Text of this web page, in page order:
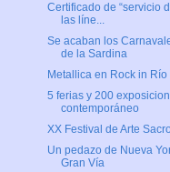
Certificado de “servicio
las líne...
Se acaban los
de la Sardina
Metallica en Rock in
5 ferias y 200
contemporáneo
XX Festival de Arte
Un pedazo de Nueva
Gran Vía